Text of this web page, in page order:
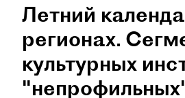
Летний
регионах.
культурных